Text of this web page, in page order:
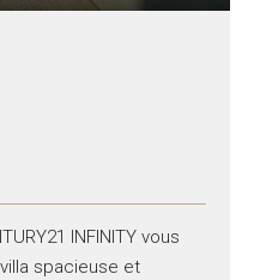
INFINITY vous
spacieuse et